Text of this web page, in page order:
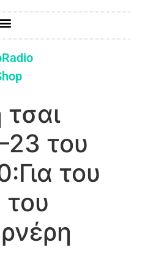
του
του
του